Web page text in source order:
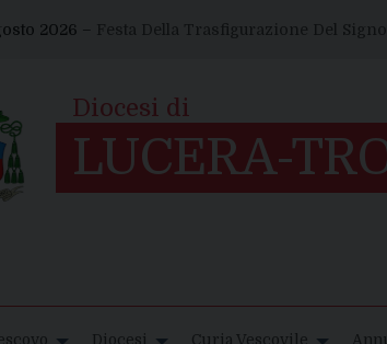
2026 – Festa Della Trasfigurazione Del
Diocesi Curia Vescovile